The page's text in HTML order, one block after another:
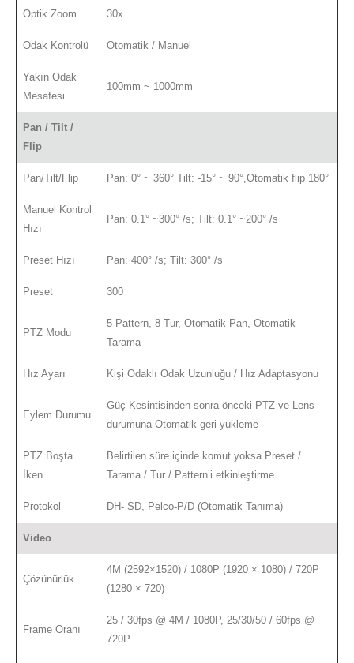
Optik Zoom 30x
Odak Kontrolü Otomatik / Manuel
Yakın Odak
Mesafesi
100mm ~ 1000mm
Pan / Tilt /
Flip
Pan/Tilt/Flip Pan: 0° ~ 360° Tilt: -15° ~ 90°,Otomatik flip 180°
Manuel Kontrol
Hızı
Pan: 0.1° ~300° /s; Tilt: 0.1° ~200° /s
Preset Hızı Pan: 400° /s; Tilt: 300° /s
Preset 300
PTZ Modu
5 Pattern, 8 Tur, Otomatik Pan, Otomatik
Tarama
Hız Ayarı Kişi Odaklı Odak Uzunluğu / Hız Adaptasyonu
Eylem Durumu
Güç Kesintisinden sonra önceki PTZ ve Lens
durumuna Otomatik geri yükleme
PTZ Boşta
İken
Belirtilen süre içinde komut yoksa Preset /
Tarama / Tur / Pattern’i etkinleştirme
Protokol DH- SD, Pelco-P/D (Otomatik Tanıma)
Video
Çözünürlük
4M (2592×1520) / 1080P (1920 × 1080) / 720P
(1280 × 720)
Frame Oranı
25 / 30fps @ 4M / 1080P, 25/30/50 / 60fps @
720P